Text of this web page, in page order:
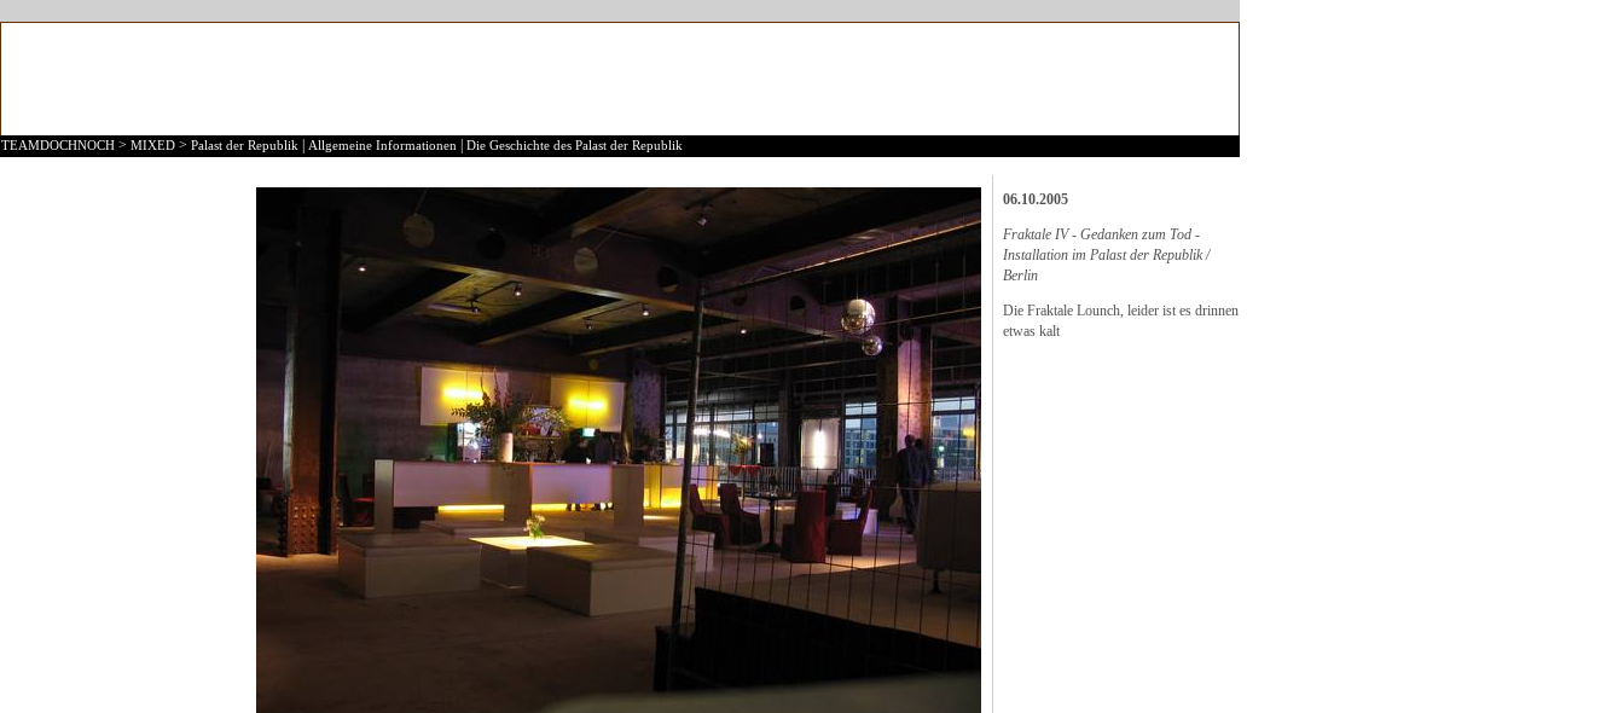
TEAMDOCHNOCH > MIXED > Palast der Republik Allgemeine Informationen Die Geschichte des Palast der Republik
06.10.2005
Fraktale IV - Gedanken zum Tod -
Installation im Palast der Republik /
Berlin
Die Fraktale Lounch, leider ist es drinnen
etwas kalt